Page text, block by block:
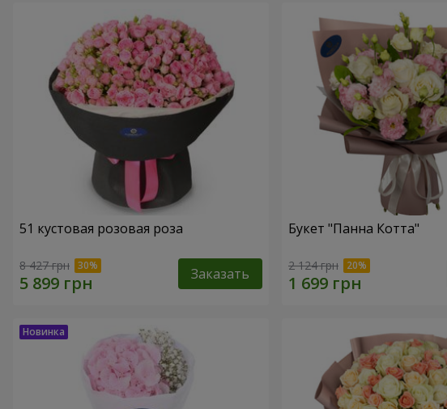
51 кустовая розовая роза
8 427 грн Заказать
Букет "Панна Котта"
2 124 грн